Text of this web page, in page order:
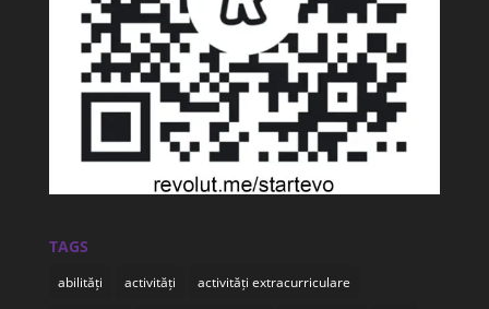
TAGS
abilități activități activități extracurriculare